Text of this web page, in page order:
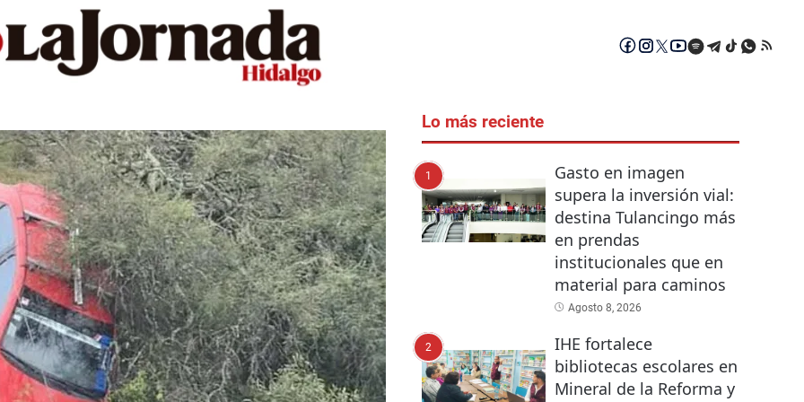
Lo más reciente
1
Gasto en imagen
supera la inversión vial:
destina Tulancingo más
en prendas
institucionales que en
material para caminos
Agosto 8, 2026
2
IHE fortalece
bibliotecas escolares en
Mineral de la Reforma y